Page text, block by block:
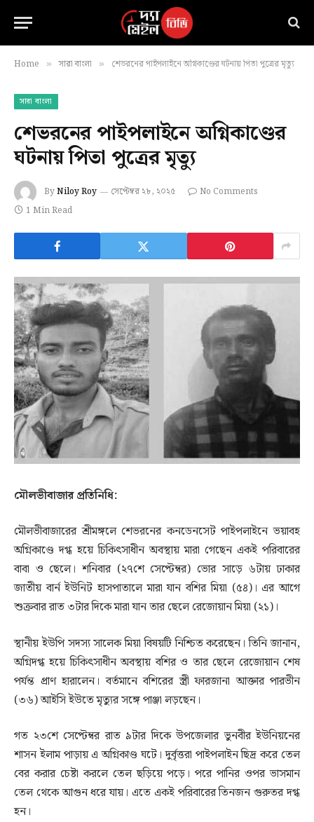
Home » সারা বাংলা » শেভরনের পাইপলাইনে অগ্নিকাণ্ডের ঘটনায় পিতা পুত্রের মৃত্যু
সারা বাংলা
শেভরনের পাইপলাইনে অগ্নিকাণ্ডের
ঘটনায় পিতা পুত্রের মৃত্যু
ByNiloy Roy সেপ্টেম্বর ২৮, ২০২৫
No Comments
1 Min Read
মৌলভীবাজার প্রতিনিধি:
মৌলভীবাজারের শ্রীমঙ্গলে শেভরনের কনডেনসেট পাইপলাইনে ভয়াবহ
অগ্নিকাণ্ডে দগ্ধ হয়ে চিকিৎসাধীন অবস্থায় মারা গেছেন একই পরিবারের
বাবা ও ছেলে। শনিবার (২৭শে সেপ্টেম্বর) ভোর সাড়ে ৬টায় ঢাকার
জাতীয় বার্ন ইউনিট হাসপাতালে মারা যান বশির মিয়া (৫৪)। এর আগে
শুক্রবার রাত ৩টার দিকে মারা যান তার ছেলে রেজোয়ান মিয়া (২১)।
স্থানীয় ইউপি সদস্য সালেক মিয়া বিষয়টি নিশ্চিত করেছেন। তিনি জানান,
অগ্নিদগ্ধ হয়ে চিকিৎসাধীন অবস্থায় বশির ও তার ছেলে রেজোয়ান শেষ
পর্যন্ত প্রাণ হারালেন। বর্তমানে বশিরের স্ত্রী ফারজানা আক্তার পারভীন
(৩৬) আইসি ইউতে মৃত্যুর সঙ্গে পাঞ্জা লড়ছেন।
গত ২৩শে সেপ্টেম্বর রাত ৯টার দিকে উপজেলার ভুনবীর ইউনিয়নের
শাসন ইলাম পাড়ায় এ অগ্নিকাণ্ড ঘটে। দুর্বৃত্তরা পাইপলাইন ছিদ্র করে তেল
বের করার চেষ্টা করলে তেল ছড়িয়ে পড়ে। পরে পানির ওপর ভাসমান
তেল থেকে আগুন ধরে যায়। এতে একই পরিবারের তিনজন গুরুতর দগ্ধ
হন।